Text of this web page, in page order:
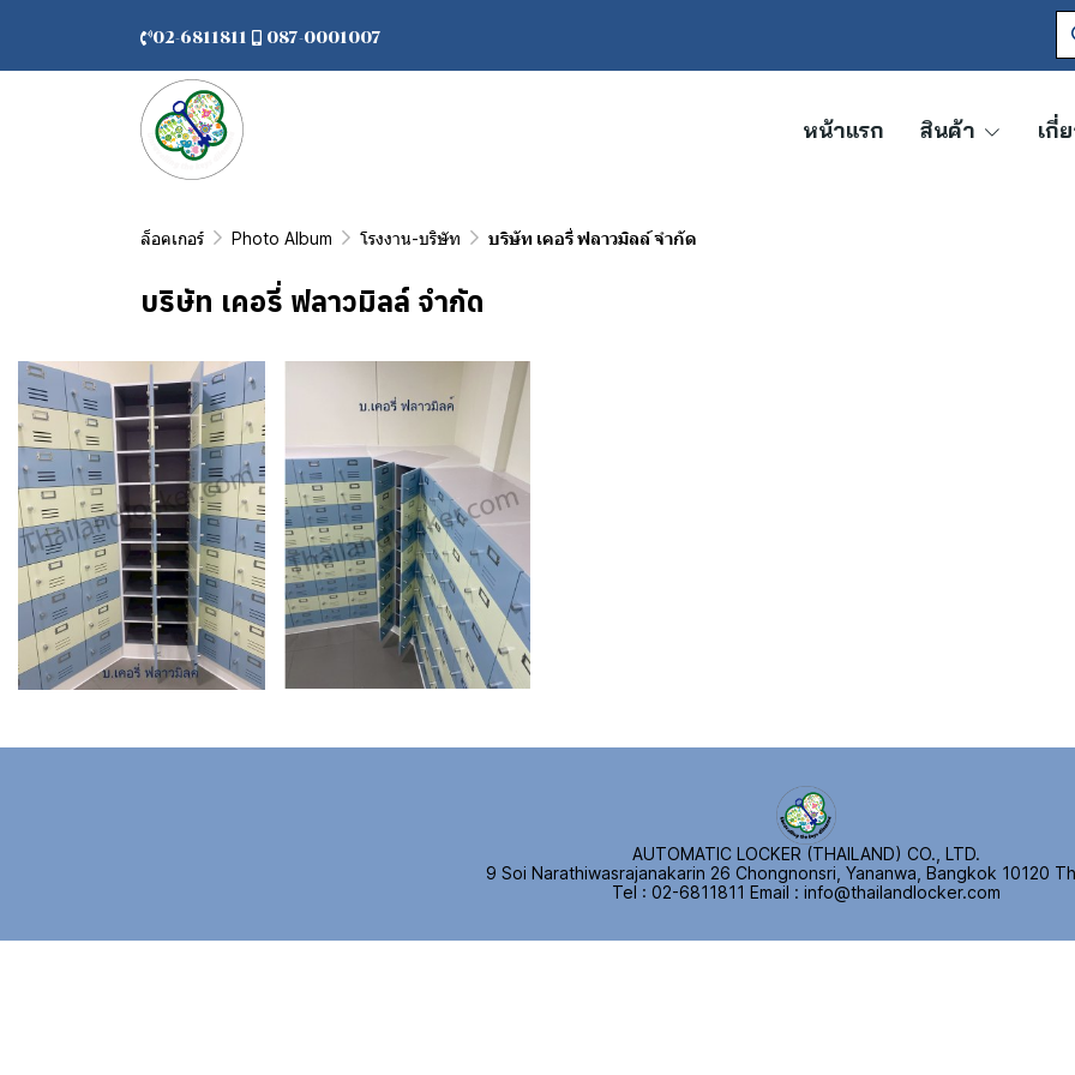
02-6811811 087-0001007
หน้าแรก สินค้า เกี่
ล็อคเกอร์ Photo Album โรงงาน-บริษัท บริษัท เคอรี่ ฟลาวมิลล์ จำกัด
บริษัท เคอรี่ ฟลาวมิลล์ จำกัด
AUTOMATIC LOCKER (THAILAND) CO., LTD.
9 Soi Narathiwasrajanakarin 26 Chongnonsri, Yananwa, Bangkok 10120
Tel : 02-6811811 Email : info@thailandlocker.com